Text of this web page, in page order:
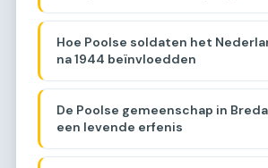
Hoe Poolse soldaten het
na 1944 beïnvloedden
De Poolse gemeenschap in
een levende erfenis